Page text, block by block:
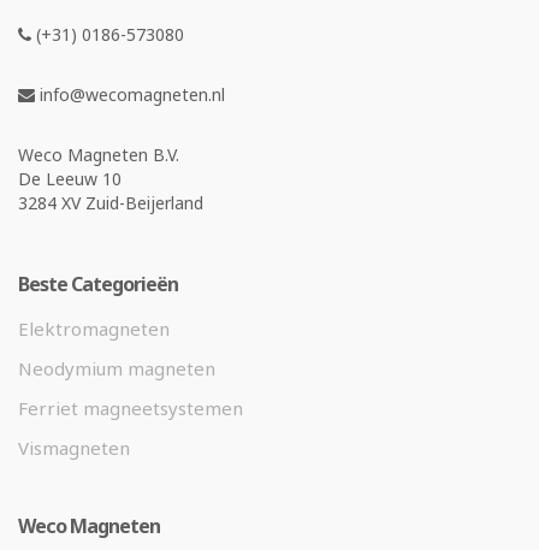
(+31) 0186-573080
info@wecomagneten.nl
Weco Magneten B.V.
De Leeuw 10
3284 XV Zuid-Beijerland
Beste Categorieën
Elektromagneten
Neodymium magneten
Ferriet magneetsystemen
Vismagneten
Weco Magneten